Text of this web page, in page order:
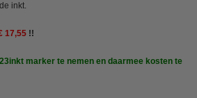
inkt.
17,55 !!
marker te nemen en daarmee kosten te